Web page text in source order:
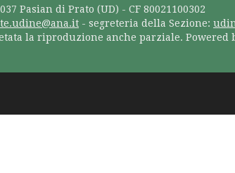
Pasian di Prato (UD) - CF 80021100302
- segreteria della Sezione:
la riproduzione anche parziale. Powered